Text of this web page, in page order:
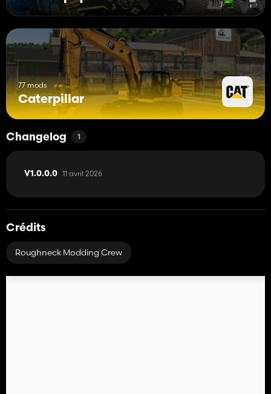
77 mods
Caterpillar
Changelog 1
V1.0.0.0 11 avril 2026
Crédits
Roughneck Modding Crew